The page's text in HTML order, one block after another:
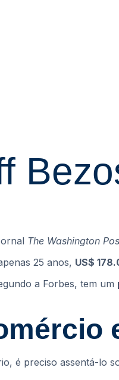
The Washington
25 anos, US$
a Forbes, tem um
é preciso assentá-lo